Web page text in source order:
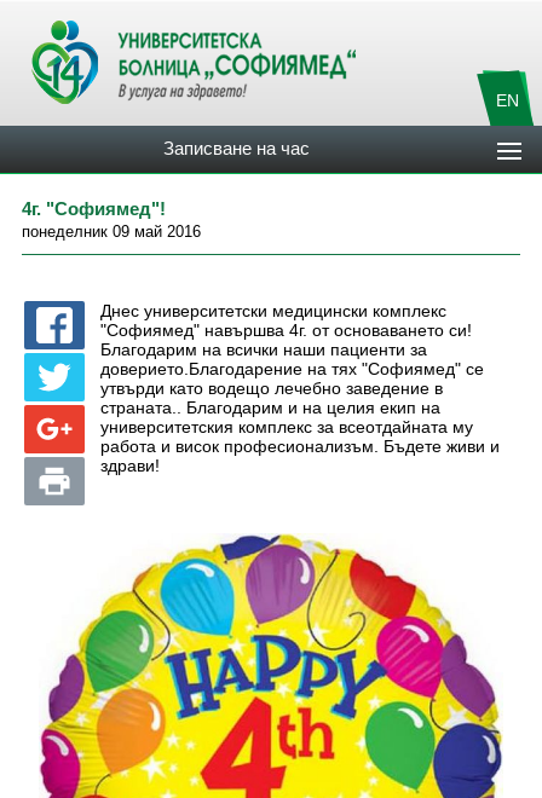
EN
Записване на час
4г. "Софиямед"!
понеделник 09 май 2016
Днес университетски медицински комплекс
"Софиямед" навършва 4г. от основаването си!
Благодарим на всички наши пациенти за
доверието.Благодарение на тях "Софиямед" се
утвърди като водещо лечебно заведение в
страната.. Благодарим и на целия екип на
университетския комплекс за всеотдайната му
работа и висок професионализъм. Бъдете живи и
здрави!